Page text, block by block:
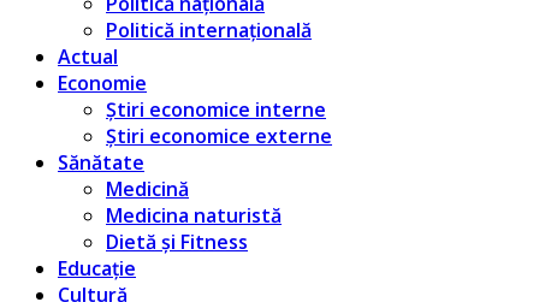
Politică internațională
Actual
Economie
Știri economice interne
Știri economice externe
Sănătate
Medicină
Medicina naturistă
Dietă și Fitness
Educație
Cultură